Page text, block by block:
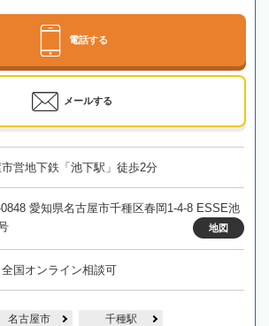
電話する
メールする
営地下鉄「池下駅」徒歩2分
愛知県名古屋市千種区春岡1-4-8 ESSE池
地図
国オンライン相談可
名古屋市 千種駅